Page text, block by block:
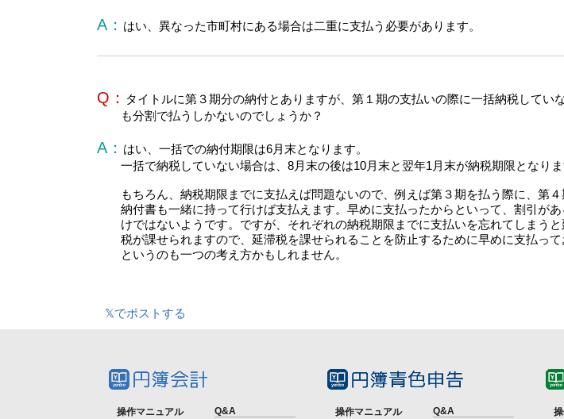
A： はい、異なった市町村にある場合は二重に支払う必要があります。
Q： タイトルに第３期分の納付とありますが、第１期の支払いの際に一括納税してい
も分割で払うしかないのでしょうか？
A： はい、一括での納付期限は6月末となります。
一括で納税していない場合は、8月末の後は10月末と翌年1月末が納税期限となりま
もちろん、納税期限までに支払えば問題ないので、例えば第３期を払う際に、第
納付書も一緒に持って行けば支払えます。早めに支払ったからといって、割引があ
けではないようです。ですが、それぞれの納税期限までに支払いを忘れてしまう
税が課せられますので、延滞税を課せられることを防止するために早めに支払って
というのも一つの考え方かもしれません。
𝕏でポストする
操作マニュアル Q&A 操作マニュアル Q&A